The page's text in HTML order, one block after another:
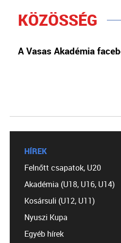
KÖZÖSSÉG
A Vasas Akadémia
HÍREK
Felnőtt csapatok, U20
Akadémia (U18, U16, U14)
Kosársuli (U12, U11)
Nyuszi Kupa
Egyéb hírek